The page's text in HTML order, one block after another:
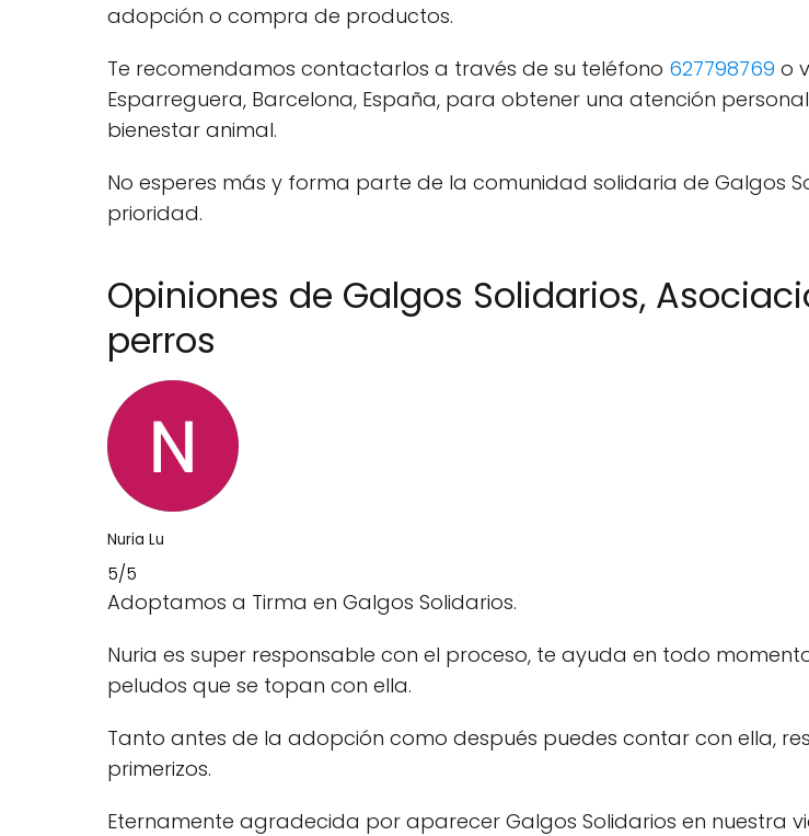
adopción o compra de productos.
Te recomendamos contactarlos a través de su teléfono 627798769 o
Esparreguera, Barcelona, España, para obtener una atención
bienestar animal.
No esperes más y forma parte de la comunidad solidaria de Galgos
prioridad.
Opiniones de Galgos Solidarios,
perros
Nuria Lu
5/5
Adoptamos a Tirma en Galgos Solidarios.
Nuria es super responsable con el proceso, te ayuda en todo
peludos que se topan con ella.
Tanto antes de la adopción como después puedes contar con ella,
primerizos.
Eternamente agradecida por aparecer Galgos Solidarios en nuestra